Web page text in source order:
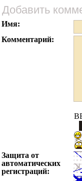
Добавить
Имя:
Комментарий:
Защита от
автоматических
регистраций: